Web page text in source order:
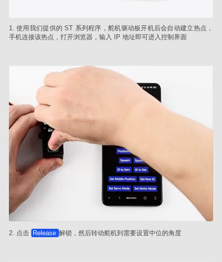
1. 使用我们提供的 ST 系列程序，舵机驱动板开机后会自动建立热点，
手机连接该热点，打开浏览器，输入 IP 地址即可进入控制界面
2. 点击 Release 解锁，然后转动舵机到需要设置中位的角度